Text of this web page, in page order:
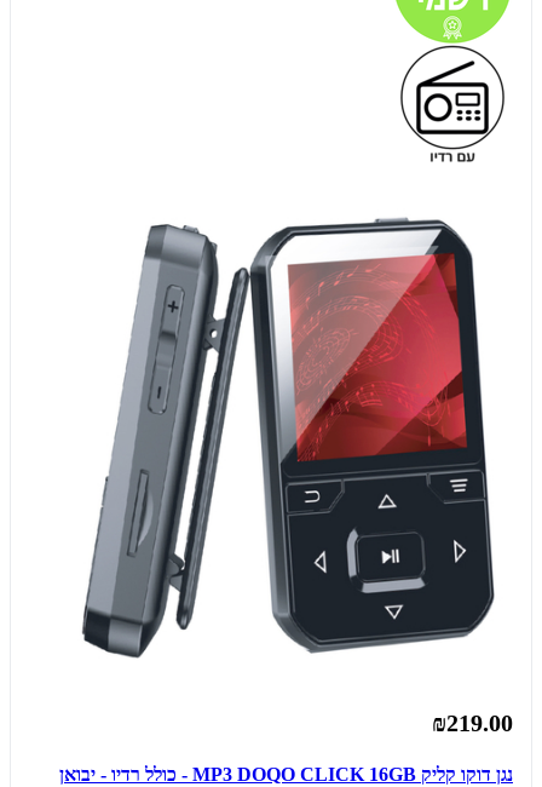
₪219.00
נגן דוקו קליק MP3 DOQO CLICK 16GB - כולל רדיו - יבואן